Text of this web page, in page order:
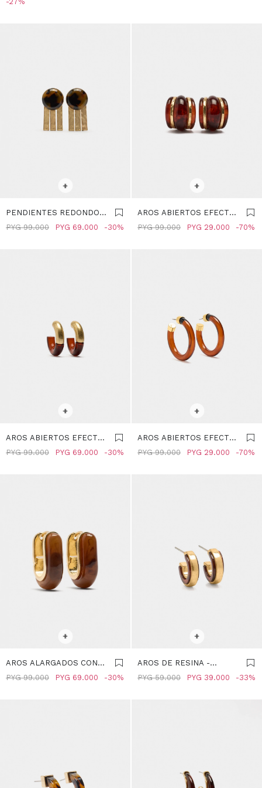
+
PENDIENTES REDONDOS
EFECTO CAREY - MARRON
PYG 69.000
PYG 99.000 30
+
AROS ABIERTOS EFECTO
CAREY - MARRON
PYG 29.000
PYG 99.000 70
+
AROS ABIERTOS EFECTO
CAREY - MARRON
PYG 69.000
PYG 99.000 30
+
AROS ABIERTOS EFECTO
CAREY - MARRON
PYG 29.000
PYG 99.000 70
+
AROS ALARGADOS CON
EFECTO CAREY - MARRON
PYG 69.000
PYG 99.000 30
+
AROS DE RESINA -
MARRON
PYG 39.000
PYG 59.000 33